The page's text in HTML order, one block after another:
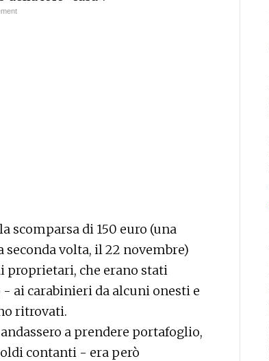
scomparsa di 150 euro (una
seconda volta, il 22 novembre)
che erano stati
ai carabinieri da alcuni onesti e
ritrovati.
a prendere portafoglio,
contanti - era però